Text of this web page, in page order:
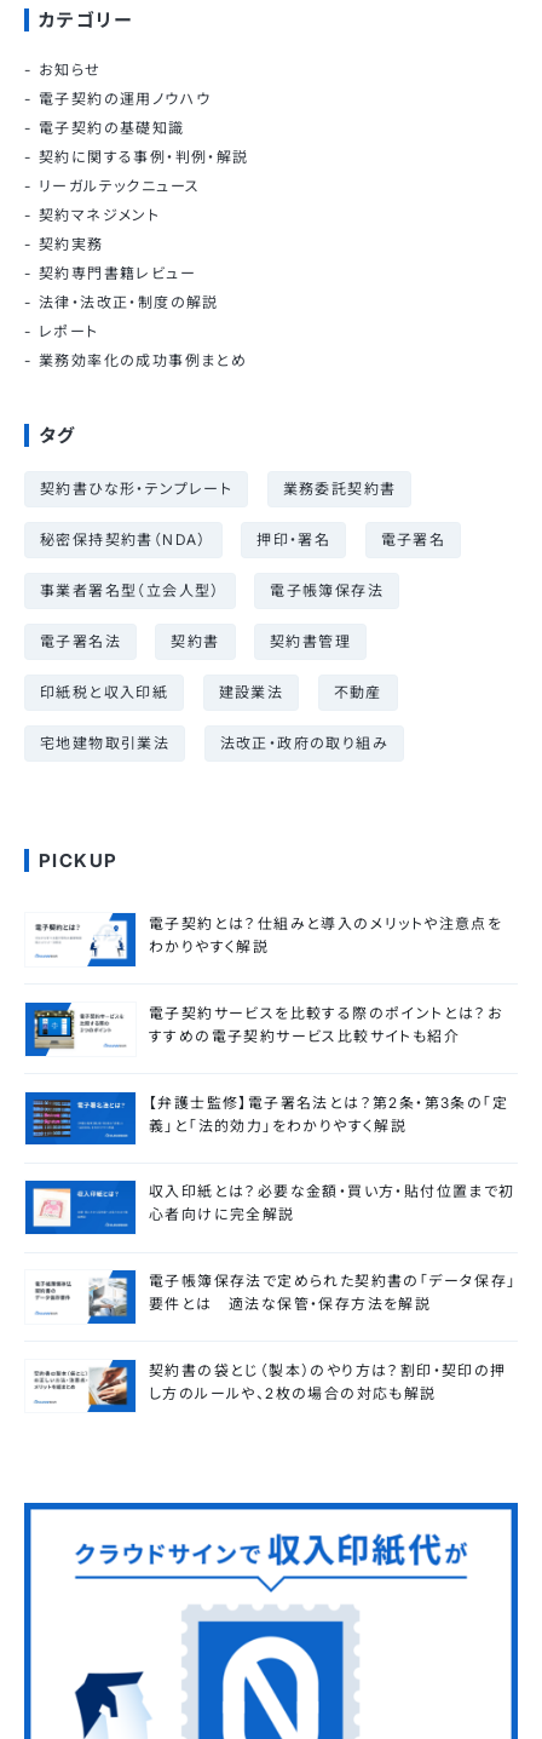
カテゴリー
お知らせ
電子契約の運用ノウハウ
電子契約の基礎知識
契約に関する事例・判例・解説
リーガルテックニュース
契約マネジメント
契約実務
契約専門書籍レビュー
法律・法改正・制度の解説
レポート
業務効率化の成功事例まとめ
タグ
契約書ひな形・テンプレート 業務委託契約書
秘密保持契約書（NDA） 押印・署名 電子署名
事業者署名型（立会人型） 電子帳簿保存法
電子署名法 契約書 契約書管理
印紙税と収入印紙 建設業法 不動産
宅地建物取引業法 法改正・政府の取り組み
PICKUP
電子契約とは？仕組みと導入のメリットや注意点を
わかりやすく解説
電子契約サービスを比較する際のポイントとは？お
すすめの電子契約サービス比較サイトも紹介
【弁護士監修】電子署名法とは？第2条・第3条の「定
義」と「法的効力」をわかりやすく解説
収入印紙とは？必要な金額・買い方・貼付位置まで初
心者向けに完全解説
電子帳簿保存法で定められた契約書の「データ保存」
要件とは 適法な保管・保存方法を解説
契約書の袋とじ（製本）のやり方は？割印・契印の押
し方のルールや、2枚の場合の対応も解説